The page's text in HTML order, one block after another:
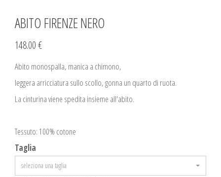
ABITO FIRENZE NERO
148.00 €
Abito monospalla, manica a chimono,
leggera arricciatura sullo scollo, gonna un quarto di ruota.
La cinturina viene spedita insieme all'abito.
Tessuto: 100% cotone
Taglia
seleziona una taglia